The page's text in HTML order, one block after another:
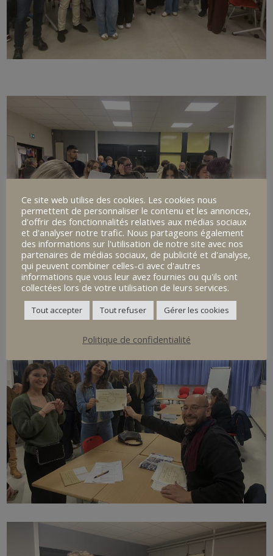
Ce site web utilise des cookies. Les cookies nous
permettent de personnaliser le contenu et les annonces,
d'offrir des fonctionnalités relatives aux médias sociaux
et d'analyser notre trafic. Nous partageons également
des informations sur l'utilisation de notre site avec nos
partenaires de médias sociaux, de publicité et d'analyse,
qui peuvent combiner celles-ci avec d'autres
informations que vous leur avez fournies ou qu'ils ont
collectées lors de votre utilisation de leurs services.
Tout accepter Tout refuser Gérer les cookies
Politique de confidentialité